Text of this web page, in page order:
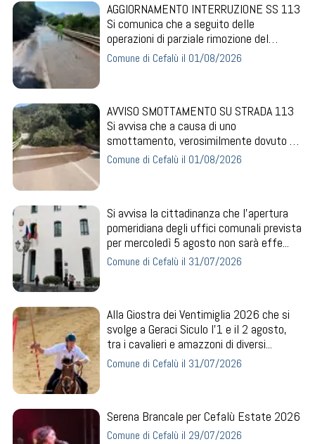
AGGIORNAMENTO INTERRUZIONE SS 113
Si comunica che a seguito delle
operazioni di parziale rimozione del
materiale, è stat...
Comune di Cefalù il 01/08/2026
AVVISO SMOTTAMENTO SU STRADA 113
Si avvisa che a causa di uno
smottamento, verosimilmente dovuto ad
una perdita idrica n...
Comune di Cefalù il 01/08/2026
Si avvisa la cittadinanza che l'apertura
pomeridiana degli uffici comunali prevista
per mercoledì 5 agosto non sarà effe...
Comune di Cefalù il 31/07/2026
Alla Giostra dei Ventimiglia 2026 che si
svolge a Geraci Siculo l'1 e il 2 agosto,
tra i cavalieri e amazzoni di diversi...
Comune di Cefalù il 31/07/2026
Serena Brancale per Cefalù Estate 2026
Comune di Cefalù il 29/07/2026